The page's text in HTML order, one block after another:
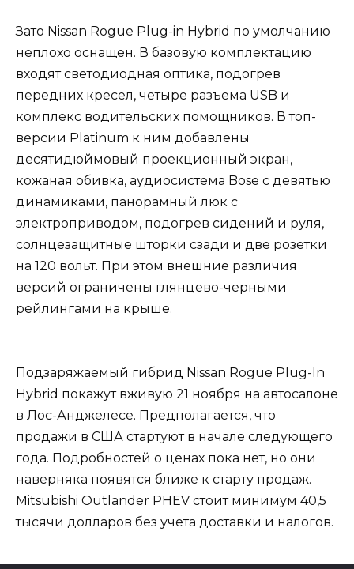
Зато Nissan Rogue Plug-in Hybrid по умолчанию
неплохо оснащен. В базовую комплектацию
входят светодиодная оптика, подогрев
передних кресел, четыре разъема USB и
комплекс водительских помощников. В топ-
версии Platinum к ним добавлены
десятидюймовый проекционный экран,
кожаная обивка, аудиосистема Bose с девятью
динамиками, панорамный люк с
электроприводом, подогрев сидений и руля,
солнцезащитные шторки сзади и две розетки
на 120 вольт. При этом внешние различия
версий ограничены глянцево-черными
рейлингами на крыше.
Подзаряжаемый гибрид Nissan Rogue Plug-In
Hybrid покажут вживую 21 ноября на автосалоне
в Лос-Анджелесе. Предполагается, что
продажи в США стартуют в начале следующего
года. Подробностей о ценах пока нет, но они
наверняка появятся ближе к старту продаж.
Mitsubishi Outlander PHEV стоит минимум 40,5
тысячи долларов без учета доставки и налогов.